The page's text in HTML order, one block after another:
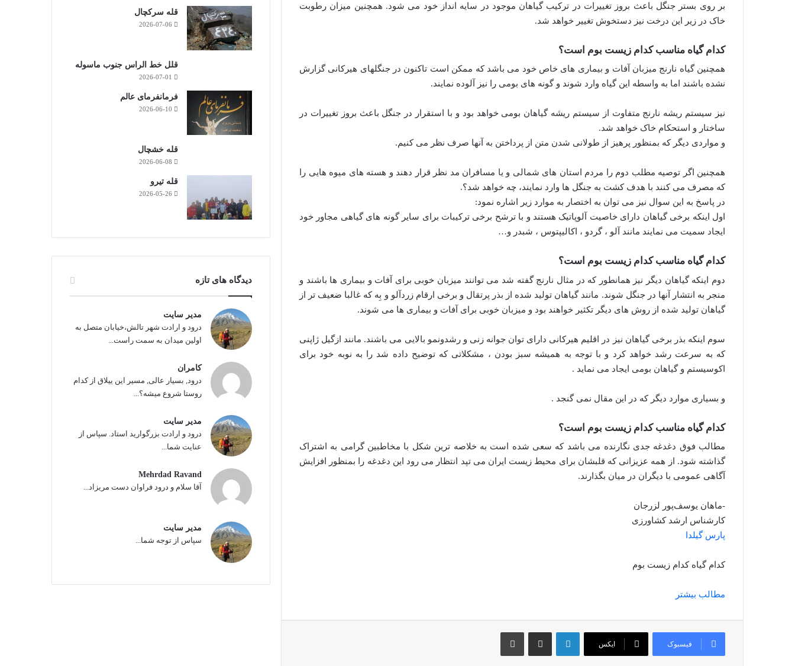
بر روی بستر جنگل باعث بروز تغییرات در ترکیب گیاهان موجود در سایه انداز خود می شود. همچنین میزان رطوبت
خاک در زیر این درخت نیز دستخوش تغییر خواهد شد.
کدام گیاه مناسب کدام زیست بوم است؟
همچنین گیاه نارنج میزبان آفات و بیماری های خاص خود می باشد که ممکن است تاکنون در جنگلهای هیرکانی گزارش
نشده باشند اما به واسطه این گیاه وارد شوند و گونه های بومی را نیز آلوده نمایند.
نیز سیستم ریشه نارنج متفاوت از سیستم ریشه گیاهان بومی خواهد بود و با استقرار در جنگل باعث بروز تغییرات در
ساختار و استحکام خاک خواهد شد.
و مواردی دیگر که بمنظور پرهیز از طولانی شدن متن از پرداختن به آنها صرف نظر می کنیم.
همچنین اگر توصیه مطلب دوم را مردم استان های شمالی و یا مسافران مد نظر قرار دهند و هسته های میوه هایی را
که مصرف می کنند با هدف کشت به جنگل ها وارد نمایند، چه خواهد شد؟.
در پاسخ به این سوال نیز می توان به اختصار به موارد زیر اشاره نمود:
اول اینکه برخی گیاهان دارای خاصیت آلوپاتیک هستند و با ترشح برخی ترکیبات برای سایر گونه های گیاهی مجاور خود
ایجاد سمیت می نمایند مانند آلو ، گردو ، اکالیپتوس ، شبدر و…
کدام گیاه مناسب کدام زیست بوم است؟
دوم اینکه گیاهان دیگر نیز همانطور که در مثال نارنج گفته شد می توانند میزبان خوبی برای آفات و بیماری ها باشند و
منجر به انتشار آنها در جنگل شوند. مانند گیاهان تولید شده از بذر پرتقال و برخی ارقام زردآلو و بِه که غالبا ضعیف تر از
گیاهان تولید شده از روش های دیگر تکثیر خواهند بود و میزبان خوبی برای آفات و بیماری ها می شوند.
سوم اینکه بذر برخی گیاهان نیز در اقلیم هیرکانی دارای توان جوانه زنی و رشدونمو بالایی می باشند. مانند ازگیل ژاپنی
که به سرعت رشد خواهد کرد و با توجه به همیشه سبز بودن ، مشکلاتی که توضیح داده شد را به نوبه خود برای
اکوسیستم و گیاهان بومی ایجاد می نماید .
و بسیاری موارد دیگر که در این مقال نمی گنجد .
کدام گیاه مناسب کدام زیست بوم است؟
مطالب فوق دغدغه جدی نگارنده می باشد که سعی شده است به خلاصه ترین شکل با مخاطبین گرامی به اشتراک
گذاشته شود. از همه عزیزانی که قلبشان برای محیط زیست ایران می تپد انتظار می رود این دغدغه را بمنظور افزایش
آگاهی عمومی با دیگران در میان بگذارند.
-ماهان یوسف‌پور لزرجان
کارشناس ارشد کشاورزی
پارس گیلدا
کدام گیاه کدام زیست بوم
مطالب بیشتر
فیسبوک ایکس
لینکداین اشتراک گذاری با ایمیل
قله سرکچال
2026-07-06
قلل خط الراس جنوب ماسوله
2026-07-01
فرمانفرمای عالم
2026-06-10
قله خشچال
2026-06-08
قله تیرو
2026-05-26
دیدگاه های تازه
مدیر سایت
درود و ارادت شهر تالش،خیابان متصل به
اولین میدان به سمت راست...
کامران
درود, بسیار عالی, مسیر این ییلاق از کدام
روستا شروع میشه؟...
مدیر سایت
درود و ارادت بزرگوارید استاد. سپاس از
عنایت شما...
Mehrdad Ravand
آقا سلام و درود فراوان دست مریزاد...
مدیر سایت
سپاس از توجه شما...